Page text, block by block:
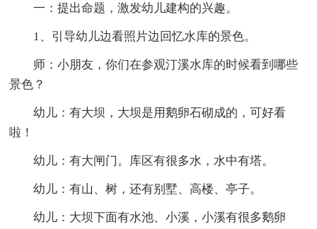
一：提出命题，激发幼儿建构的兴趣。
1、引导幼儿边看照片边回忆水库的景色。
师：小朋友，你们在参观汀溪水库的时候看到哪些
景色？
幼儿：有大坝，大坝是用鹅卵石砌成的，可好看
啦！
幼儿：有大闸门。库区有很多水，水中有塔。
幼儿：有山、树，还有别墅、高楼、亭子。
幼儿：大坝下面有水池、小溪，小溪有很多鹅卵